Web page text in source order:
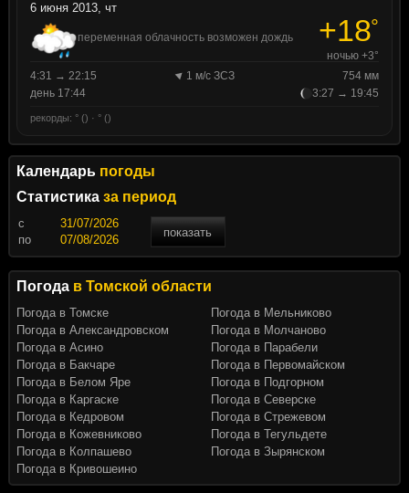
6 июня 2013, чт
переменная облачность возможен дождь +18°
ночью +3°
4:31 → 22:15
1 м/с ЗСЗ
754 мм
день 17:44
3:27 → 19:45
рекорды: ° () · ° ()
Календарь погоды
Статистика за период
c
показать
по
Погода в Томской области
Погода в Томске
Погода в Александровском
Погода в Асино
Погода в Бакчаре
Погода в Белом Яре
Погода в Каргаске
Погода в Кедровом
Погода в Кожевниково
Погода в Колпашево
Погода в Кривошеино
Погода в Мельниково
Погода в Молчаново
Погода в Парабели
Погода в Первомайском
Погода в Подгорном
Погода в Северске
Погода в Стрежевом
Погода в Тегульдете
Погода в Зырянском